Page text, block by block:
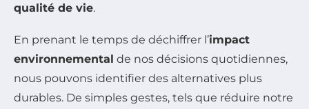
qualité de vie.
En prenant le temps de déchiffrer l’impact
environnemental de nos décisions quotidiennes,
nous pouvons identifier des alternatives plus
durables. De simples gestes, tels que réduire notre